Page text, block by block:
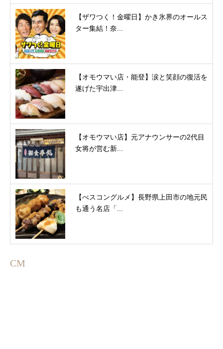
【ザワつく！金曜日】かき氷界のオールス
ター集結！奈...
【オモウマい店・能登】涙と笑顔の復活を
遂げた宇出津...
【オモウマい店】元アナウンサーの2代目
女将が営む新...
【べスコングルメ】長野県上田市の地元民
も通う名店「...
CM